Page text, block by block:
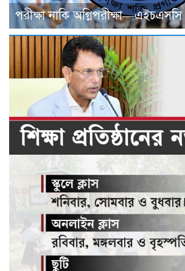
পরীক্ষা নাকি অগ্নিপরীক্ষা—এইচএসসি